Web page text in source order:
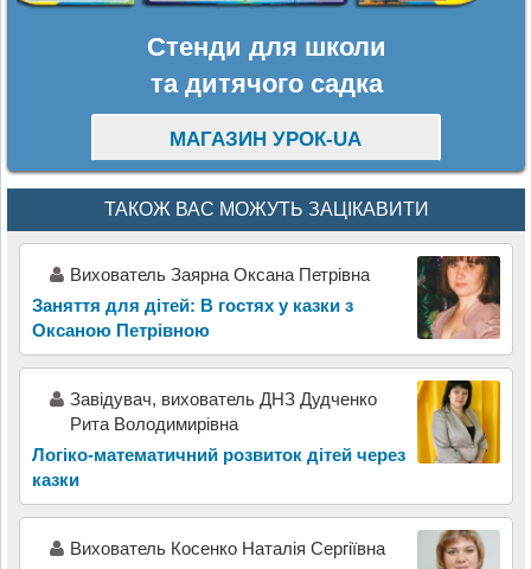
Стенди для школи
та дитячого садка
МАГАЗИН УРОК-UA
ТАКОЖ ВАС МОЖУТЬ ЗАЦІКАВИТИ
Вихователь Заярна Оксана Петрівна
Заняття для дітей: В гостях у казки з
Оксаною Петрівною
Завідувач, вихователь ДНЗ Дудченко
Рита Володимирівна
Логіко-математичний розвиток дітей через
казки
Вихователь Косенко Наталія Сергіївна